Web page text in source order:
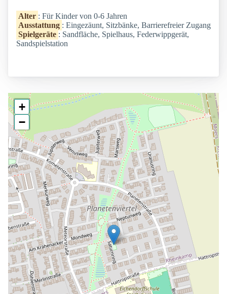
Alter : Für Kinder von 0-6 Jahren
Ausstattung : Eingezäunt, Sitzbänke, Barrierefreier Zugang
Spielgeräte : Sandfläche, Spielhaus, Federwippgerät,
Sandspielstation
+
−